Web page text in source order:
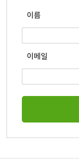
이름
이메일